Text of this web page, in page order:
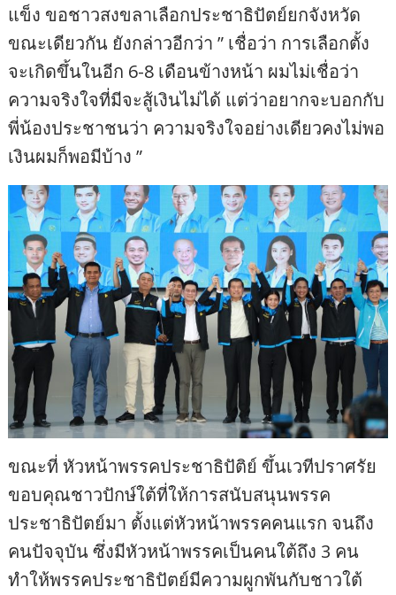
แข็ง ขอชาวสงขลาเลือกประชาธิปัตย์ยกจังหวัด
ขณะเดียวกัน ยังกล่าวอีกว่า ” เชื่อว่า การเลือกตั้ง
จะเกิดขึ้นในอีก 6-8 เดือนข้างหน้า ผมไม่เชื่อว่า
ความจริงใจที่มีจะสู้เงินไม่ได้ แต่ว่าอยากจะบอกกับ
พี่น้องประชาชนว่า ความจริงใจอย่างเดียวคงไม่พอ
เงินผมก็พอมีบ้าง ”
ขณะที่ หัวหน้าพรรคประชาธิปัติย์ ขึ้นเวทีปราศรัย
ขอบคุณชาวปักษ์ใต้ที่ให้การสนับสนุนพรรค
ประชาธิปัตย์มา ตั้งแต่หัวหน้าพรรคคนแรก จนถึง
คนปัจจุบัน ซึ่งมีหัวหน้าพรรคเป็นคนใต้ถึง 3 คน
ทำให้พรรคประชาธิปัตย์มีความผูกพันกับชาวใต้